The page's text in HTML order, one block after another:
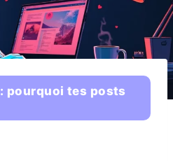
pourquoi tes posts